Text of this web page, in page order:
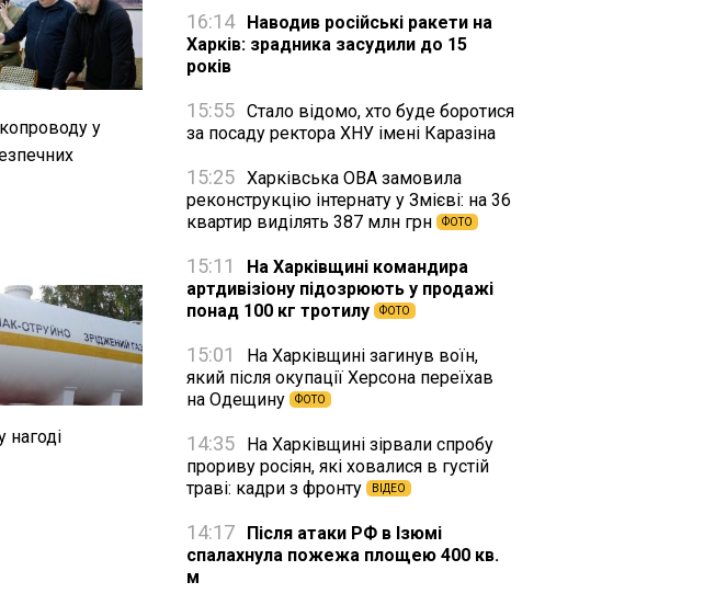
у
нагоді
16:14
Наводив російські ракети на
Харків: зрадника засудили до 15
років
15:55 Стало відомо, хто буде боротися
за посаду ректора ХНУ імені Каразіна
15:25 Харківська ОВА замовила
реконструкцію інтернату у Змієві: на 36
квартир виділять 387 млн грн
ФОТО
15:11
На Харківщині командира
артдивізіону підозрюють у продажі
понад 100 кг тротилу
ФОТО
15:01
На Харківщині загинув воїн,
який після окупації Херсона переїхав
на Одещину
ФОТО
14:35
На Харківщині зірвали спробу
прориву росіян, які ховалися в густій
траві: кадри з фронту
ВІДЕО
14:17
Після атаки РФ в Ізюмі
спалахнула пожежа площею 400 кв.
м